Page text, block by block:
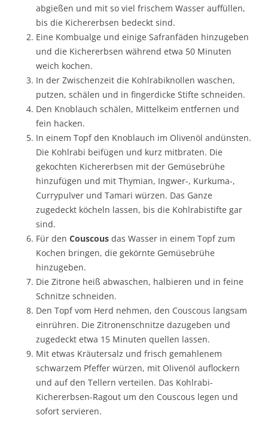
abgießen und mit so viel frischem Wasser auffüllen,
bis die Kichererbsen bedeckt sind.
Eine Kombualge und einige Safranfäden hinzugeben
und die Kichererbsen während etwa 50 Minuten
weich kochen.
In der Zwischenzeit die Kohlrabiknollen waschen,
putzen, schälen und in fingerdicke Stifte schneiden.
Den Knoblauch schälen, Mittelkeim entfernen und
fein hacken.
In einem Topf den Knoblauch im Olivenöl andünsten.
Die Kohlrabi beifügen und kurz mitbraten. Die
gekochten Kichererbsen mit der Gemüsebrühe
hinzufügen und mit Thymian, Ingwer-, Kurkuma-,
Currypulver und Tamari würzen. Das Ganze
zugedeckt köcheln lassen, bis die Kohlrabistifte gar
sind.
Für den Couscous das Wasser in einem Topf zum
Kochen bringen, die gekörnte Gemüsebrühe
hinzugeben.
Die Zitrone heiß abwaschen, halbieren und in feine
Schnitze schneiden.
Den Topf vom Herd nehmen, den Couscous langsam
einrühren. Die Zitronenschnitze dazugeben und
zugedeckt etwa 15 Minuten quellen lassen.
Mit etwas Kräutersalz und frisch gemahlenem
schwarzem Pfeffer würzen, mit Olivenöl auflockern
und auf den Tellern verteilen. Das Kohlrabi-
Kichererbsen-Ragout um den Couscous legen und
sofort servieren.